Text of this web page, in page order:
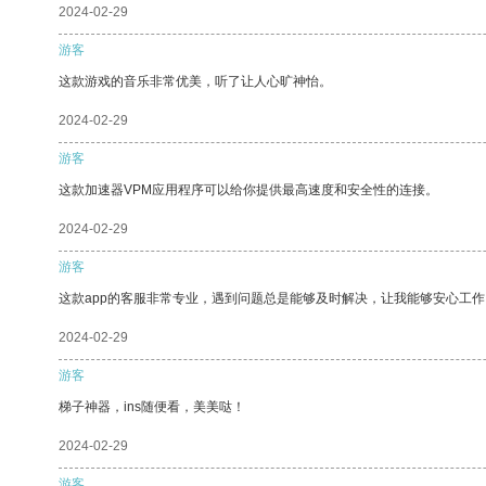
2024-02-29
游客
这款游戏的音乐非常优美，听了让人心旷神怡。
2024-02-29
游客
这款加速器VPM应用程序可以给你提供最高速度和安全性的连接。
2024-02-29
游客
这款app的客服非常专业，遇到问题总是能够及时解决，让我能够安心工
2024-02-29
游客
梯子神器，ins随便看，美美哒！
2024-02-29